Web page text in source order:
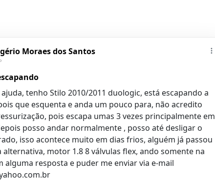
Moraes dos Santos
tenho Stilo 2010/2011 duologic, está escapando a
que esquenta e anda um pouco para, não acredito
pois escapa umas 3 vezes principalmente em
posso andar normalmente , posso até desligar o
isso acontece muito em dias frios, alguém já passou
alternativa, motor 1.8 8 válvulas flex, ando somente na
alguma resposta e puder me enviar via e-mail